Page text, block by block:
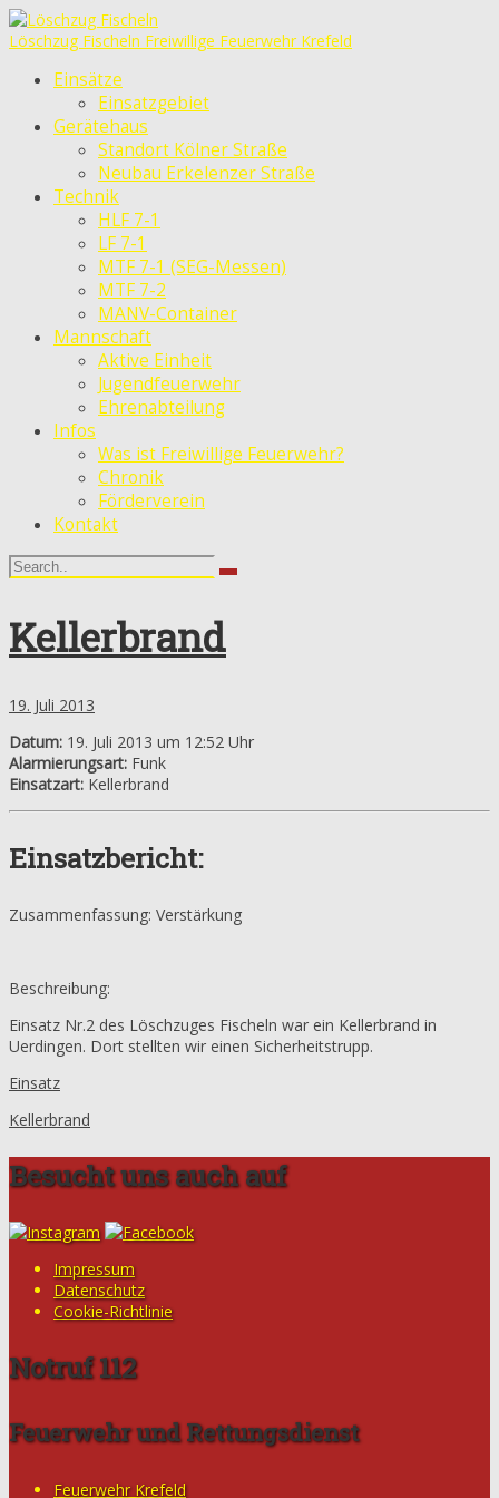
Löschzug Fischeln Freiwillige Feuerwehr Krefeld
Einsätze
Einsatzgebiet
Gerätehaus
Standort Kölner Straße
Neubau Erkelenzer Straße
Technik
HLF 7-1
LF 7-1
MTF 7-1 (SEG-Messen)
MTF 7-2
MANV-Container
Mannschaft
Aktive Einheit
Jugendfeuerwehr
Ehrenabteilung
Infos
Was ist Freiwillige Feuerwehr?
Chronik
Förderverein
Kontakt
Kellerbrand
19. Juli 2013
Datum: 19. Juli 2013 um 12:52 Uhr
Alarmierungsart: Funk
Einsatzart: Kellerbrand
Einsatzbericht:
Zusammenfassung: Verstärkung
Beschreibung:
Einsatz Nr.2 des Löschzuges Fischeln war ein Kellerbrand in
Uerdingen. Dort stellten wir einen Sicherheitstrupp.
Einsatz
Kellerbrand
Besucht uns auch auf
Impressum
Datenschutz
Cookie-Richtlinie
Notruf 112
Feuerwehr und Rettungsdienst
Feuerwehr Krefeld